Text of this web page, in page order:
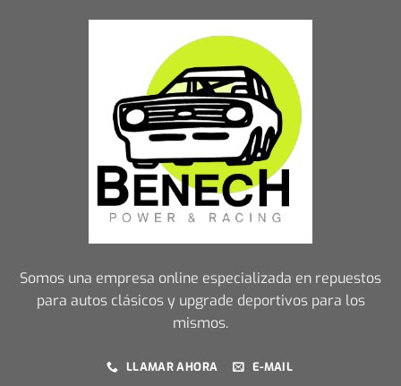
Somos una empresa online especializada en repuestos
para autos clásicos y upgrade deportivos para los
mismos.
LLAMAR AHORA E-MAIL